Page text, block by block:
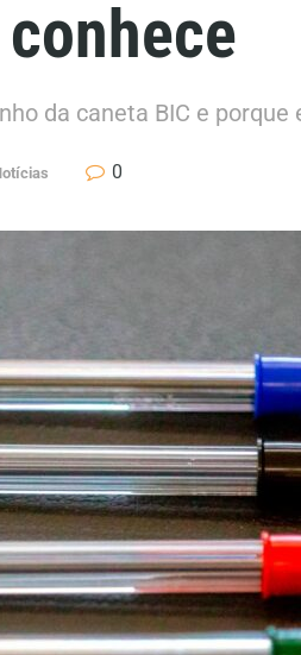
da caneta BIC e
0